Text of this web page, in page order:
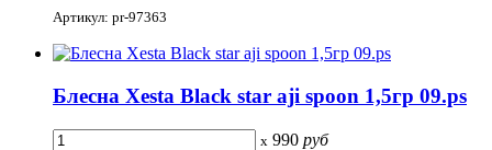
Артикул: pr-97363
Блесна Xesta Black star aji spoon 1,5гр 09.ps
x 990 руб